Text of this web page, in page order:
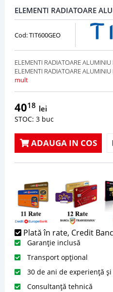
ELEMENTI RADIATOARE
Cod: TIT600GEO
ELEMENTI RADIATOARE
ELEMENTI RADIATOARE
mult
4018 lei
STOC: 3 buc
ADAUGA IN COS
Plată în rate, Credit
Garanție inclusă
Transport opțional
30 de ani de experiență
Consultanță tehnică